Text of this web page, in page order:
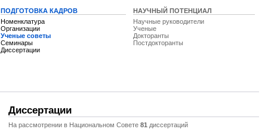
ПОДГОТОВКА КАДРОВ
Номенклатура
Организации
Ученые советы
Семинары
Диссертации
НАУЧНЫЙ ПОТЕНЦИАЛ
Научные руководители
Ученые
Докторанты
Постдокторанты
Диссертации
На рассмотрении в Национальном Совете 81 диссертаций